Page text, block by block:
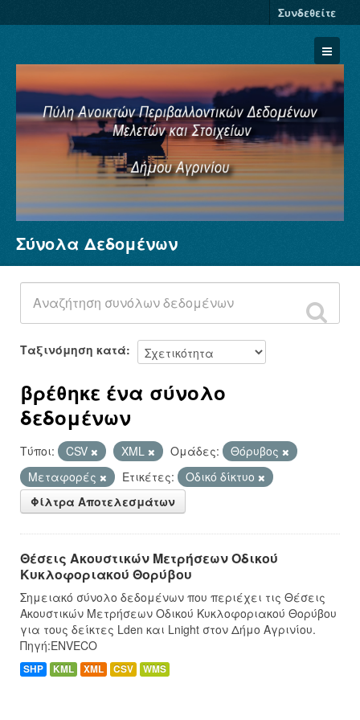
Συνδεθείτε
Σύνολα Δεδομένων
Φορείς
Ομάδες
Σχετικά
Σύνολα Δεδομένων
Ταξινόμηση κατά
βρέθηκε ένα σύνολο
δεδομένων
Τύποι: CSV XML Ομάδες:
Θόρυβος
Μεταφορές
Ετικέτες:
Οδικό δίκτυο
Φίλτρα Αποτελεσμάτων
Θέσεις Ακουστικών Μετρήσεων Οδικού
Κυκλοφοριακού Θορύβου
Σημειακό σύνολο δεδομένων που περιέχει τις Θέσεις
Ακουστικών Μετρήσεων Οδικού Κυκλοφοριακού Θορύβου
για τους δείκτες Lden και Lnight στον Δήμο Αγρινίου.
Πηγή:ENVECO
SHP KML XML CSV WMS